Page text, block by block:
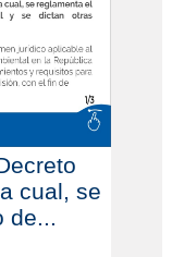
cual, se
de...